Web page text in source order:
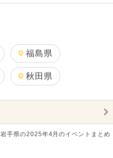
福島県
秋田県
岩手県の2025年4月のイベントまとめ